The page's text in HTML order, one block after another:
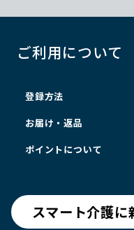
ご利用について
登録方法
お届け・返品
ポイントについて
スマート介護